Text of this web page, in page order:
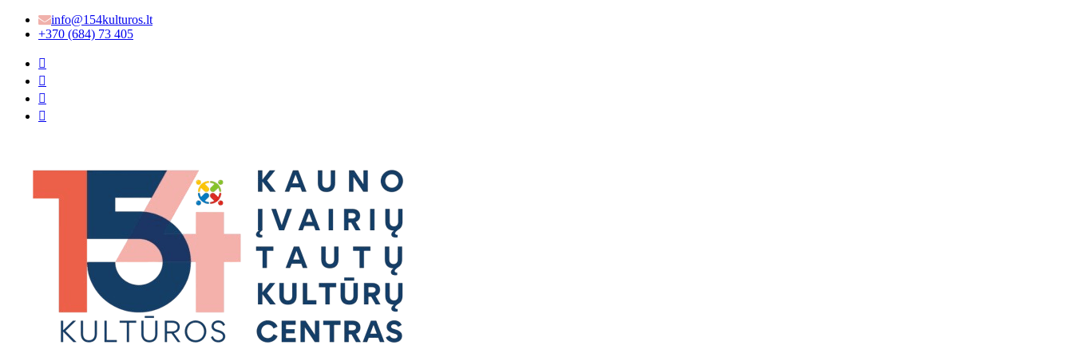
info@154kulturos.lt
+370 (684) 73 405